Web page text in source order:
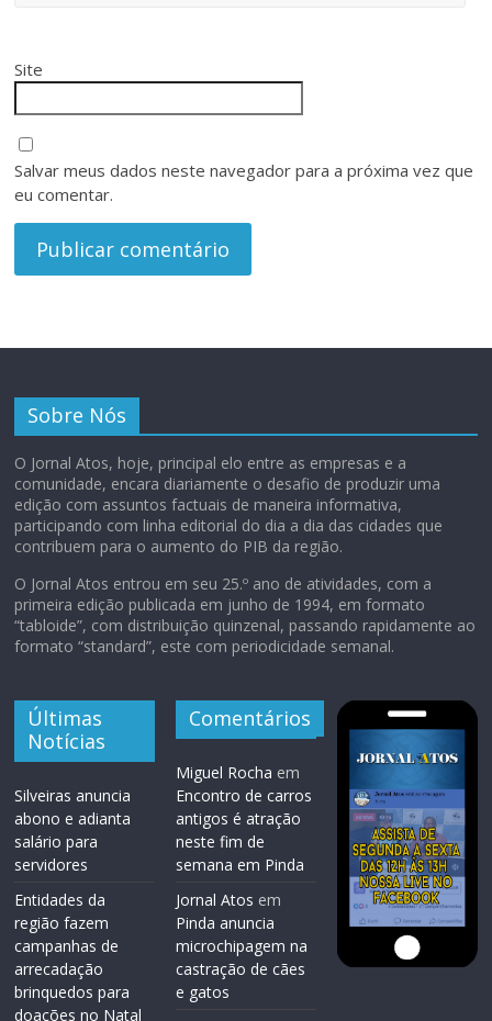
Site
Salvar meus dados neste navegador para a próxima vez que
eu comentar.
Sobre Nós
O Jornal Atos, hoje, principal elo entre as empresas e a
comunidade, encara diariamente o desafio de produzir uma
edição com assuntos factuais de maneira informativa,
participando com linha editorial do dia a dia das cidades que
contribuem para o aumento do PIB da região.
O Jornal Atos entrou em seu 25.º ano de atividades, com a
primeira edição publicada em junho de 1994, em formato
“tabloide”, com distribuição quinzenal, passando rapidamente ao
formato “standard”, este com periodicidade semanal.
Últimas
Notícias
Silveiras anuncia
abono e adianta
salário para
servidores
Entidades da
região fazem
campanhas de
arrecadação
brinquedos para
doações no Natal
Comentários
Miguel Rocha em
Encontro de carros
antigos é atração
neste fim de
semana em Pinda
Jornal Atos em
Pinda anuncia
microchipagem na
castração de cães
e gatos